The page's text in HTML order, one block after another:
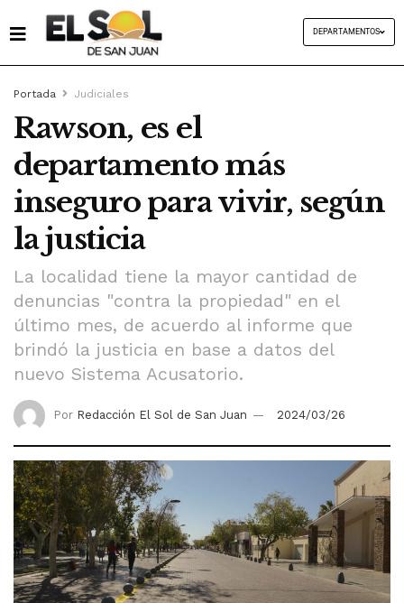
DEPARTAMENTOS
Portada Judiciales
Rawson, es el
departamento más
inseguro para vivir, según
la justicia
La localidad tiene la mayor cantidad de
denuncias "contra la propiedad" en el
último mes, de acuerdo al informe que
brindó la justicia en base a datos del
nuevo Sistema Acusatorio.
Por Redacción El Sol de San Juan 2024/03/26